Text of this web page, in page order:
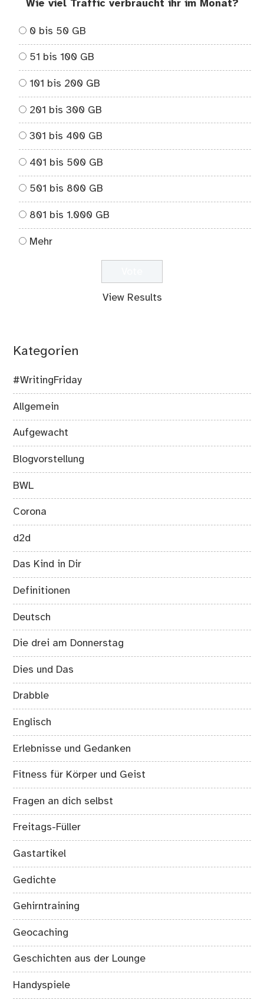
Wie viel Traffic verbraucht ihr im Monat?
0 bis 50 GB
51 bis 100 GB
101 bis 200 GB
201 bis 300 GB
301 bis 400 GB
401 bis 500 GB
501 bis 800 GB
801 bis 1.000 GB
Mehr
View Results
Kategorien
#WritingFriday
Allgemein
Aufgewacht
Blogvorstellung
BWL
Corona
d2d
Das Kind in Dir
Definitionen
Deutsch
Die drei am Donnerstag
Dies und Das
Drabble
Englisch
Erlebnisse und Gedanken
Fitness für Körper und Geist
Fragen an dich selbst
Freitags-Füller
Gastartikel
Gedichte
Gehirntraining
Geocaching
Geschichten aus der Lounge
Handyspiele